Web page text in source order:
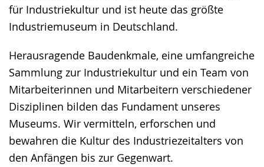
für Industriekultur und ist heute das größte
Industriemuseum in Deutschland.
Herausragende Baudenkmale, eine umfangreiche
Sammlung zur Industriekultur und ein Team von
Mitarbeiterinnen und Mitarbeitern verschiedener
Disziplinen bilden das Fundament unseres
Museums. Wir vermitteln, erforschen und
bewahren die Kultur des Industriezeitalters von
den Anfängen bis zur Gegenwart.